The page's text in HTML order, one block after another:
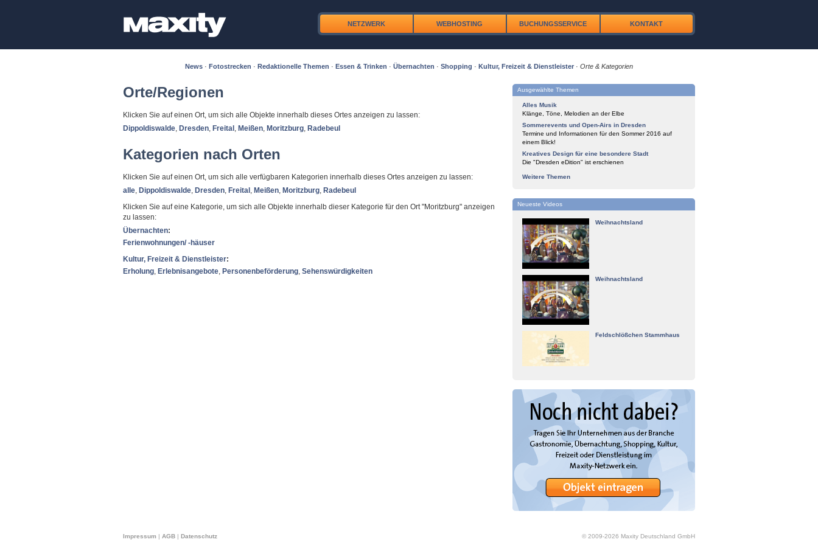
NETZWERK WEBHOSTING BUCHUNGSSERVICE KONTAKT
News · Fotostrecken · Redaktionelle Themen · Essen & Trinken · Übernachten · Shopping · Kultur, Freizeit & Dienstleister · Orte & Kategorien
Orte/Regionen
Klicken Sie auf einen Ort, um sich alle Objekte innerhalb dieses Ortes anzeigen zu lassen:
Dippoldiswalde, Dresden, Freital , Meißen, Moritzburg, Radebeul
Kategorien nach Orten
Klicken Sie auf einen Ort, um sich alle verfügbaren Kategorien innerhalb dieses Ortes anzeigen zu lassen:
alle, Dippoldiswalde, Dresden, Freital , Meißen, Moritzburg, Radebeul
Klicken Sie auf eine Kategorie, um sich alle Objekte innerhalb dieser Kategorie für den Ort "Moritzburg" anzeigen
zu lassen:
Übernachten:
Ferienwohnungen/ -häuser
Kultur, Freizeit & Dienstleister:
Erholung, Erlebnisangebote, Personenbeförderung, Sehenswürdigkeiten
Ausgewählte Themen
Alles Musik
Klänge, Töne, Melodien an der Elbe
Sommerevents und Open-Airs in Dresden
Termine und Informationen für den Sommer 2016 auf
einem Blick!
Kreatives Design für eine besondere Stadt
Die "Dresden eDition" ist erschienen
Weitere Themen
Neueste Videos
Weihnachtsland
Weihnachtsland
Feldschlößchen Stammhaus
Impressum AGB Datenschutz © 2009-2026 Maxity Deutschland GmbH